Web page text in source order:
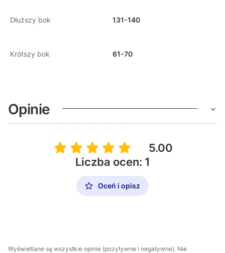
Dłuższy bok 131-140
Krótszy bok 61-70
Opinie
5.00
Liczba ocen: 1
Oceń i opisz
Wyświetlane są wszystkie opinie (pozytywne i negatywne). Nie